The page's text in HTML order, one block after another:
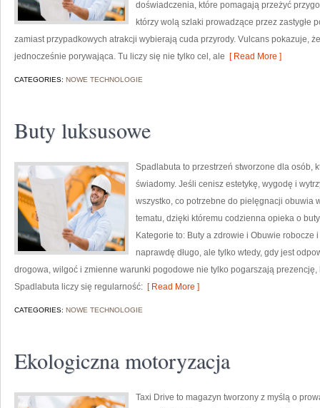
doświadczenia, które pomagają przeżyć
którzy wolą szlaki prowadzące przez zastygłe
zamiast przypadkowych atrakcji wybierają cuda przyrody. Vulcans pokazuje,
jednocześnie porywająca. Tu liczy się nie tylko cel, ale [ Read More ]
CATEGORIES: NOWE TECHNOLOGIE
Buty luksusowe
Spadlabuta to przestrzeń stworzone dla osób,
świadomy. Jeśli cenisz estetykę, wygodę i
wszystko, co potrzebne do pielęgnacji obuwia
tematu, dzięki któremu codzienna opieka o
Kategorie to: Buty a zdrowie i Obuwie
naprawdę długo, ale tylko wtedy, gdy jest
drogowa, wilgoć i zmienne warunki pogodowe nie tylko pogarszają
Spadlabuta liczy się regularność: [ Read More ]
CATEGORIES: NOWE TECHNOLOGIE
Ekologiczna motoryzacja
Taxi Drive to magazyn tworzony z myślą o